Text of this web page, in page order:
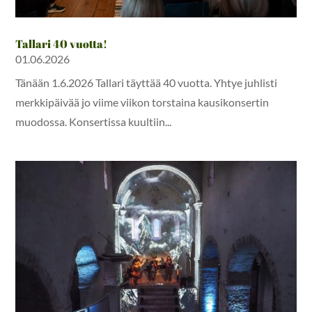
Tallari 40 vuotta!
01.06.2026
Tänään 1.6.2026 Tallari täyttää 40 vuotta. Yhtye juhlisti
merkkipäivää jo viime viikon torstaina kausikonsertin
muodossa. Konsertissa kuultiin...